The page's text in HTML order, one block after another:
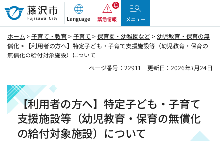
藤沢市
Language 緊急情報 メニュー
ホーム >子育て・教育>子育て >保育園・幼稚園など>幼児教育・保育の無
償化> 【利用者の方へ】特定子ども・子育て支援施設等（幼児教育・保育の
無償化の給付対象施設）について
ページ番号：22911
更新日：2026年7月24日
【利用者の方へ】特定子ども・子育て
支援施設等（幼児教育・保育の無償化
の給付対象施設）について